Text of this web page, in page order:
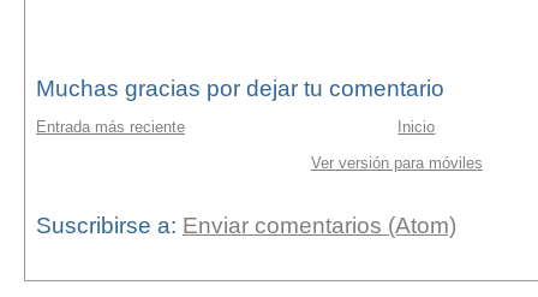
Muchas gracias por dejar tu comentario
Entrada más reciente
Inicio
Ver versión para móviles
Suscribirse a: Enviar comentarios (Atom)